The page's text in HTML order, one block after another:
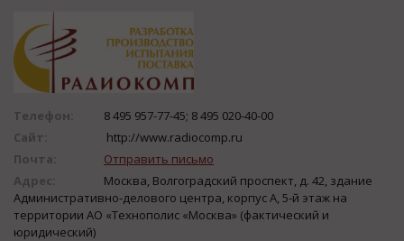
Телефон:
8 495 957-77-45; 8 495 020-40-00
Сайт:
http://www.radiocomp.ru
Почта:
Отправить письмо
Адрес:
Москва, Волгоградский проспект, д. 42, здание
Административно-делового центра, корпус А, 5-й этаж на
территории АО «Технополис «Москва» (фактический и
юридический)